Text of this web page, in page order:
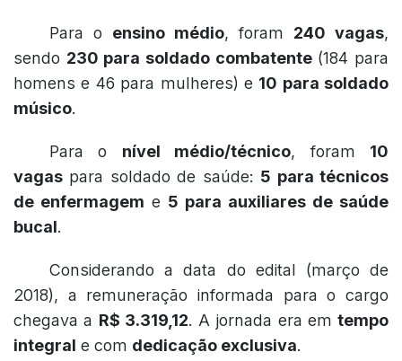
Para o ensino médio, foram 240 vagas,
sendo 230 para soldado combatente(184 para
homens e 46 para mulheres) e 10 para soldado
músico.
Para o nível médio/técnico, foram 10
vagas para soldado de saúde: 5 para técnicos
de enfermagem e 5 para auxiliares de saúde
bucal.
Considerando a data do edital (março de
2018), a remuneração informada para o cargo
chegava a R$ 3.319,12. A jornada era em tempo
integral e com dedicação exclusiva.